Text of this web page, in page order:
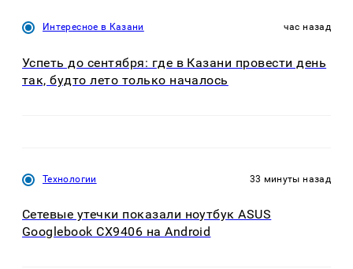
Интересное в Казани час назад
Успеть до сентября: где в Казани провести день
так, будто лето только началось
Технологии 33 минуты назад
Сетевые утечки показали ноутбук ASUS
Googlebook CX9406 на Android